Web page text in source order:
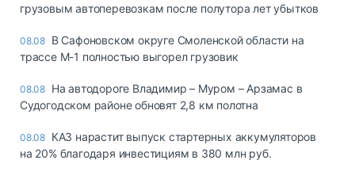
грузовым автоперевозкам после полутора лет убытков
08.08 В Сафоновском округе Смоленской области на
трассе М-1 полностью выгорел грузовик
08.08 На автодороге Владимир – Муром – Арзамас в
Судогодском районе обновят 2,8 км полотна
08.08 КАЗ нарастит выпуск стартерных аккумуляторов
на 20% благодаря инвестициям в 380 млн руб.